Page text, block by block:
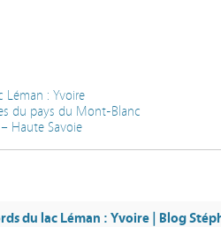
Léman : Yvoire
du pays du Mont-Blanc
Haute Savoie
du lac Léman : Yvoire | Blog